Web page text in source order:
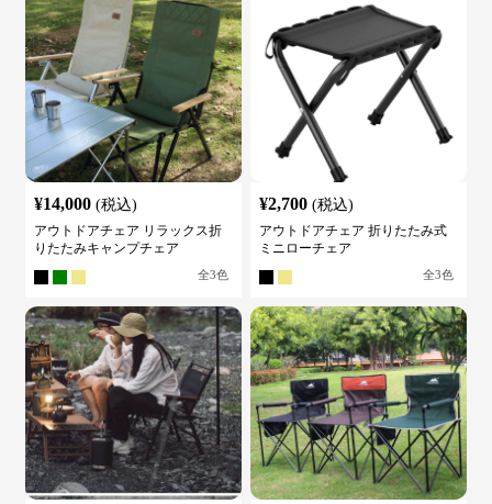
¥14,000 (税込)
アウトドアチェア リラックス折
りたたみキャンプチェア
全3色
¥2,700 (税込)
アウトドアチェア 折りたたみ式
ミニローチェア
全3色